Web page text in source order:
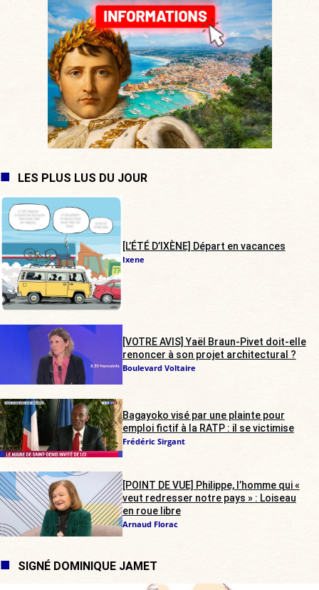
LES PLUS LUS DU JOUR
[L’ÉTÉ D’IXÈNE] Départ en vacances
Ixene
[VOTRE AVIS] Yaël Braun-Pivet doit-elle
renoncer à son projet architectural ?
Boulevard Voltaire
Bagayoko visé par une plainte pour
emploi fictif à la RATP : il se victimise
Frédéric Sirgant
[POINT DE VUE] Philippe, l’homme qui «
veut redresser notre pays » : Loiseau
en roue libre
Arnaud Florac
SIGNÉ DOMINIQUE JAMET